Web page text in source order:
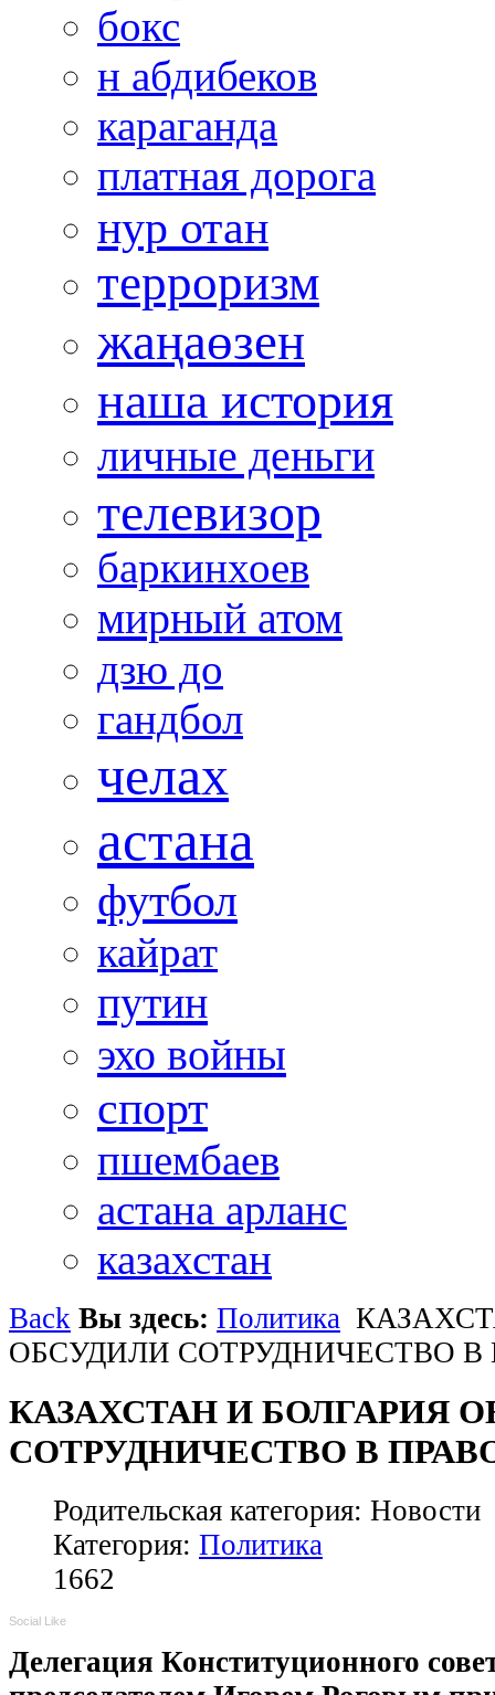
бокс
н абдибеков
караганда
платная дорога
нур отан
терроризм
жаңаөзен
наша история
личные деньги
телевизор
баркинхоев
мирный атом
дзю до
гандбол
челах
астана
футбол
кайрат
путин
эхо войны
спорт
пшембаев
астана арланс
казахстан
Back Вы здесь: Политика
ОБСУДИЛИ СОТРУДНИЧЕСТВО
КАЗАХСТАН И БОЛГАРИЯ
СОТРУДНИЧЕСТВО В
Родительская категория: Новости
Категория: Политика
1662
Social Like
Делегация Конституционного